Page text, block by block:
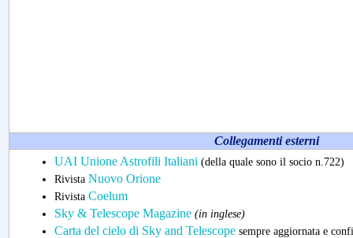
Collegamenti esterni
UAI Unione Astrofili Italiani (della quale sono il socio n.722)
Rivista Nuovo Orione
Rivista Coelum
Sky & Telescope Magazine (in inglese)
Carta del cielo di Sky and Telescopesempre aggiornata e